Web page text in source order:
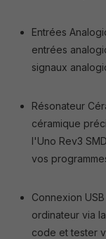
Entrées
entrées
signaux
Résonateur
céramique
l'Uno Rev3
vos
Connexion
ordinateur via
code et tester